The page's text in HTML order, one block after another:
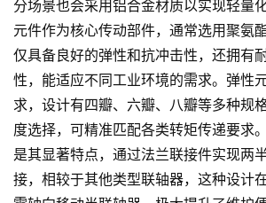
分场景也会采用铝合金材质以实现轻量
元件作为核心传动部件，通常选用聚氨
仅具备良好的弹性和抗冲击性，还拥有
性，能适应不同工业环境的需求。弹性
求，设计有四瓣、六瓣、八瓣等多种规
度选择，可精准匹配各类转矩传递要求
是其显著特点，通过法兰联接件实现两
接，相较于其他类型联轴器，这种设计